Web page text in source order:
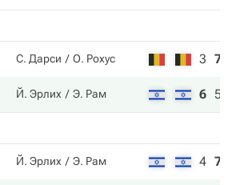
С. Дарси О. Рохус 3 7
Й. Эрлих Э. Рам 6 5
Й. Эрлих Э. Рам 4 7